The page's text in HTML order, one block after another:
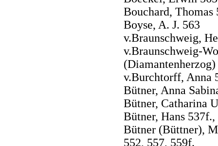
Bouchard, Thomas
Boyse, A. J. 563
v.Braunschweig,
v.Braunschweig-
(Diamantenherzog)
v.Burchtorff, Anna
Bütner, Anna
Bütner, Catharina
Bütner, Hans
Bütner (Büttner),
552, 557, 559f.